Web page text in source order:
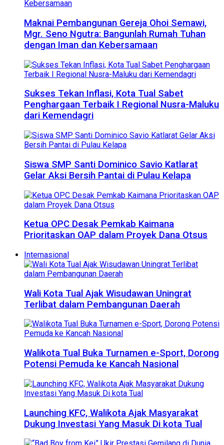
Maknai Pembangunan Gereja Ohoi Semawi,
Mgr. Seno Ngutra: Bangunlah Rumah Tuhan
dengan Iman dan Kebersamaan
Sukses Tekan Inflasi, Kota Tual Sabet
Penghargaan Terbaik I Regional Nusra-Maluku
dari Kemendagri
Siswa SMP Santi Dominico Savio Katlarat
Gelar Aksi Bersih Pantai di Pulau Kelapa
Ketua OPC Desak Pemkab Kaimana
Prioritaskan OAP dalam Proyek Dana Otsus
Internasional
Wali Kota Tual Ajak Wisudawan Uningrat
Terlibat dalam Pembangunan Daerah
Walikota Tual Buka Turnamen e-Sport, Dorong
Potensi Pemuda ke Kancah Nasional
Launching KFC, Walikota Ajak Masyarakat
Dukung Investasi Yang Masuk Di kota Tual